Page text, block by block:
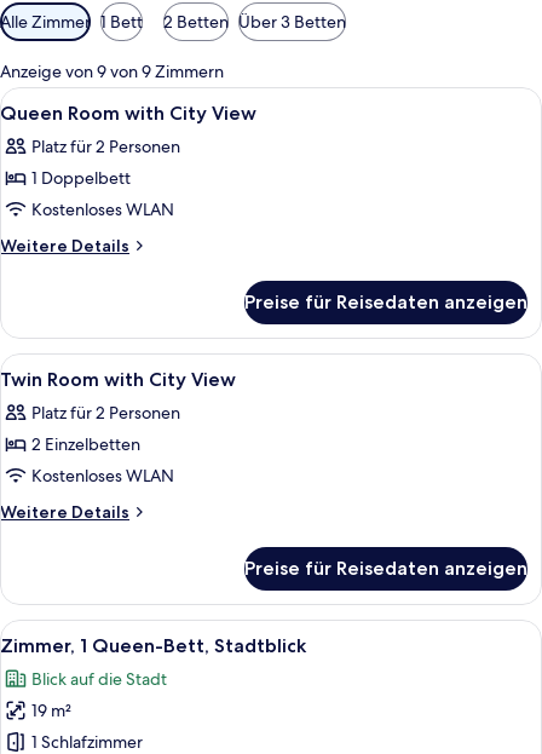
Verfügbare
Filter
für
Zimmer
Alle Zimmer 1 Bett 2 Betten Über 3 Betten
Anzeige von 9 von 9 Zimmern
Alle
Fotos
für
Queen
Room
with
anzeigen
Allergikerbettwaren, Zimmersafe,
9
Queen Room with City View
Platz für 2 Personen
1 Doppelbett
Kostenloses WLAN
Weitere Details
Weitere
Room
with
City
Preise für Reisedaten anzeigen
Alle
Fotos
für
Twin
Room
with
anzeigen
Allergikerbettwaren, Zimmersafe,
8
Twin Room with City View
Platz für 2 Personen
2 Einzelbetten
Kostenloses WLAN
Weitere Details
Weitere
Room
with
City
Preise für Reisedaten anzeigen
Alle
Fotos
für
Zimmer,
Ein Hotelzimmer mit einem großen
9
Zimmer, 1 Queen-Bett, Stadtblick
Blick auf die Stadt
19 m²
1 Schlafzimmer